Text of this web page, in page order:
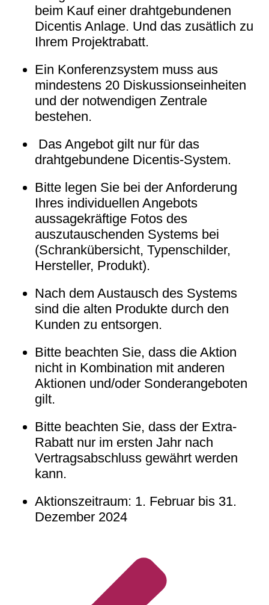
beim Kauf einer drahtgebundenen
Dicentis Anlage. Und das zusätlich zu
Ihrem Projektrabatt.
Ein Konferenzsystem muss aus
mindestens 20 Diskussionseinheiten
und der notwendigen Zentrale
bestehen.
Das Angebot gilt nur für das
drahtgebundene Dicentis-System.
Bitte legen Sie bei der Anforderung
Ihres individuellen Angebots
aussagekräftige Fotos des
auszutauschenden Systems bei
(Schrankübersicht, Typenschilder,
Hersteller, Produkt).
Nach dem Austausch des Systems
sind die alten Produkte durch den
Kunden zu entsorgen.
Bitte beachten Sie, dass die Aktion
nicht in Kombination mit anderen
Aktionen und/oder Sonderangeboten
gilt.
Bitte beachten Sie, dass der Extra-
Rabatt nur im ersten Jahr nach
Vertragsabschluss gewährt werden
kann.
Aktionszeitraum: 1. Februar bis 31.
Dezember 2024